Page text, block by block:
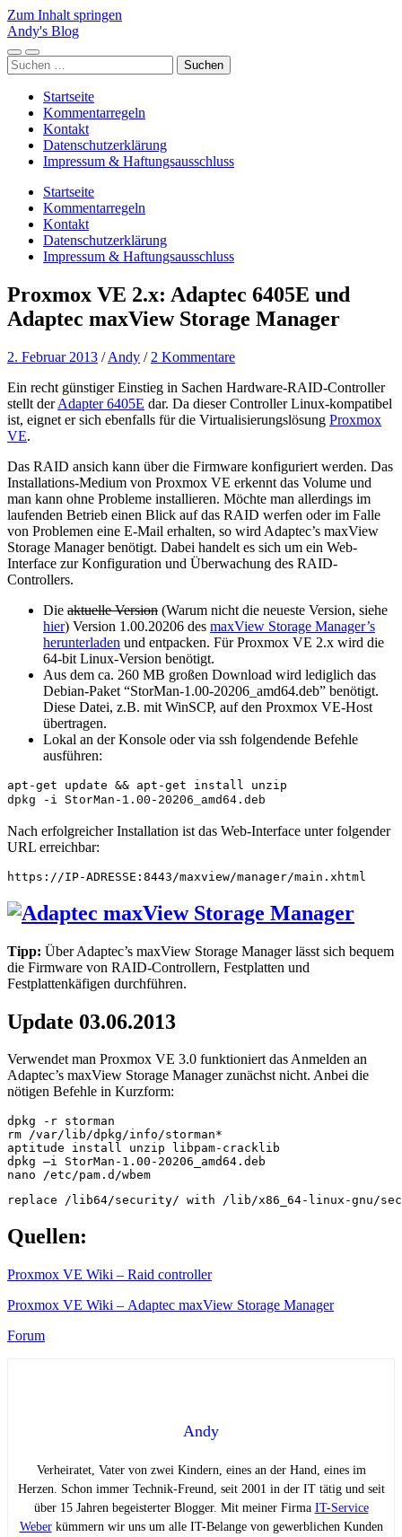
Zum Inhalt springen
Andy's Blog
Mobile-
Menü
Suchfeld
ein-/ausblenden
Suchen
nach:
Startseite
Kommentarregeln
Kontakt
Datenschutzerklärung
Impressum & Haftungsausschluss
Startseite
Kommentarregeln
Kontakt
Datenschutzerklärung
Impressum & Haftungsausschluss
Proxmox VE 2.x: Adaptec 6405E und
Adaptec maxView Storage Manager
2. Februar 2013 /Andy / 2 Kommentare
Ein recht günstiger Einstieg in Sachen Hardware-RAID-Controller
stellt derAdapter 6405E dar. Da dieser Controller Linux-kompatibel
ist, eignet er sich ebenfalls für die Virtualisierungslösung Proxmox
VE.
Das RAID ansich kann über die Firmware konfiguriert werden. Das
Installations-Medium von Proxmox VE erkennt das Volume und
man kann ohne Probleme installieren. Möchte man allerdings im
laufenden Betrieb einen Blick auf das RAID werfen oder im Falle
von Problemen eine E-Mail erhalten, so wird Adaptec’s maxView
Storage Manager benötigt. Dabei handelt es sich um ein Web-
Interface zur Konfiguration und Überwachung des RAID-
Controllers.
Die aktuelle Version (Warum nicht die neueste Version, siehe
hier) Version 1.00.20206 des maxView Storage Manager’s
herunterladen und entpacken. Für Proxmox VE 2.x wird die
64-bit Linux-Version benötigt.
Aus dem ca. 260 MB großen Download wird lediglich das
Debian-Paket “StorMan-1.00-20206_amd64.deb” benötigt.
Diese Datei, z.B. mit WinSCP, auf den Proxmox VE-Host
übertragen.
Lokal an der Konsole oder via ssh folgendende Befehle
ausführen:
dpkg -i StorMan-1.00-20206_amd64.deb
Nach erfolgreicher Installation ist das Web-Interface unter folgender
URL erreichbar:
https://IP-ADRESSE:8443/maxview/manager/main.xhtml
Tipp: Über Adaptec’s maxView Storage Manager lässt sich bequem
die Firmware von RAID-Controllern, Festplatten und
Festplattenkäfigen durchführen.
Update 03.06.2013
Verwendet man Proxmox VE 3.0 funktioniert das Anmelden an
Adaptec’s maxView Storage Manager zunächst nicht. Anbei die
nötigen Befehle in Kurzform:
dpkg -r storman
rm /var/lib/dpkg/info/storman*
aptitude install unzip libpam-cracklib
dpkg –i StorMan-1.00-20206_amd64.deb
nano /etc/pam.d/wbem
replace /lib64/security/ with /lib/x86_64-linux-gnu/
Quellen:
Proxmox VE Wiki – Raid controller
Proxmox VE Wiki – Adaptec maxView Storage Manager
Forum
Andy
Verheiratet, Vater von zwei Kindern, eines an der Hand, eines im
Herzen. Schon immer Technik-Freund, seit 2001 in der IT tätig und seit
über 15 Jahren begeisterter Blogger. Mit meiner Firma IT-Service
Weberkümmern wir uns um alle IT-Belange von gewerblichen Kunden